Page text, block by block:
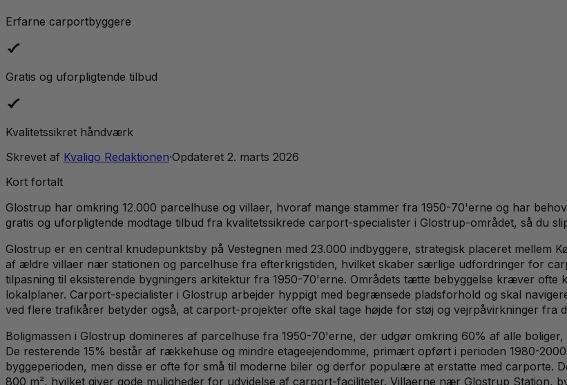
Erfarne carportbyggere
Gratis og uforpligtende tilbud
Kvalitetssikret håndværk
Skrevet af Kvaligo Redaktionen·Opdateret 2. marts 2026
Kort fortalt
Glostrup har omkring 12.000 parcelhuse og villaer, hvoraf mange stammer fra 1950-70'erne og har
gratis og uforpligtende modtage tilbud fra kvalitetssikrede carport-specialister i Glostrup-området, så du
Glostrup er en central knudepunktsby på Vestegnen med 23.000 indbyggere, strategisk placeret
af ældre villaer nær stationen og parcelhuse fra efterkrigstiden, hvilket skaber særlige udfordringer for
tilpasning til eksisterende bygningers arkitektur fra 1950-70'erne. Områdets tætte bebyggelse kræver
lokalplaner. Carport-specialister i Glostrup arbejder hyppigt med begrænsede pladsforhold og skal
ved flere trafikårer betyder også, at carport-projekter ofte skal tage højde for støj og vejrpåvirkninger fra
Boligmassen i Glostrup domineres af parcelhuse fra 1950-70'erne, der udgør omkring 60% af alle
De resterende 15% består af rækkehuse og mindre etageejendomme, primært opført i perioden 1980-
byggeperioden, men disse er ofte for små til moderne biler og derfor populære at erstatte med carporte.
800 m², hvilket giver gode muligheder for udvidelse af carport-faciliteter. Villaerne nær Glostrup Station,